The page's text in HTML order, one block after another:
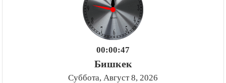
00:00:48
Бишкек
Суббота, Август 8, 2026